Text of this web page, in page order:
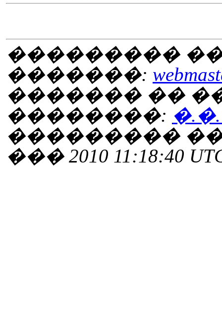
���������
�������:
������� ��
��������:
���������
��� 2010 11:18:40